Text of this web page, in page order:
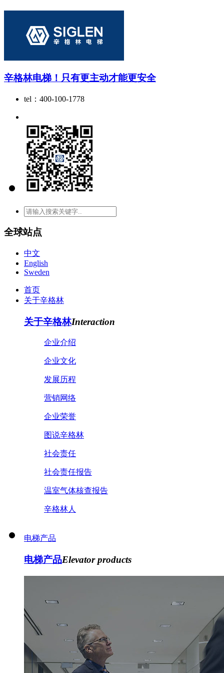
辛格林电梯！只有更主动才能更安全
tel：400-100-1778
全球站点
中文
English
Sweden
首页
关于辛格林
关于辛格林Interaction
企业介绍
企业文化
发展历程
营销网络
企业荣誉
图说辛格林
社会责任
社会责任报告
温室气体核查报告
辛格林人
电梯产品
电梯产品Elevator products